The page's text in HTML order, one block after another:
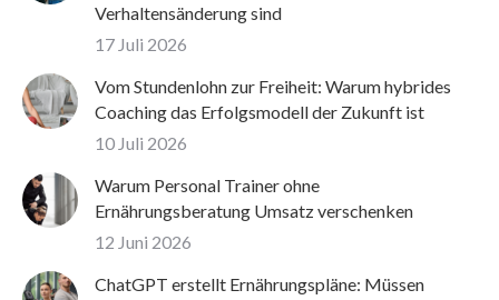
Verhaltensänderung sind
17 Juli 2026
Vom Stundenlohn zur Freiheit: Warum hybrides
Coaching das Erfolgsmodell der Zukunft ist
10 Juli 2026
Warum Personal Trainer ohne
Ernährungsberatung Umsatz verschenken
12 Juni 2026
ChatGPT erstellt Ernährungspläne: Müssen